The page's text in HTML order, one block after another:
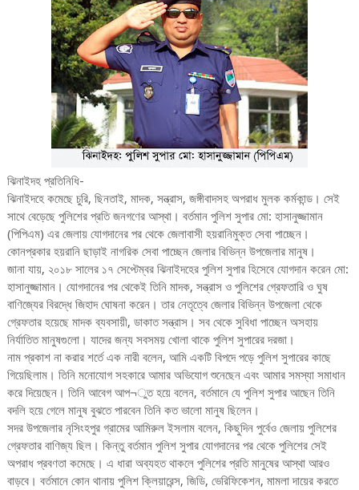
ঝিনাইদহ প্রতিনিধি-
ঝিনাইদহে কমেছে চুরি, ছিনতাই, মাদক, সন্ত্রাস, জঙ্গীবাদসহ অপরাধ মুলক কর্মকান্ড। সেই
সাথে বেড়েছে পুলিশের প্রতি জনগণের আস্থা। বর্তমান পুলিশ সুপার মো: হাসানুজ্জামান
(পিপিএম) এর জেলায় যোগদানের পর থেকে জেলাবাসী হয়রানিমুক্ত সেবা পাচ্ছেন।
কোনপ্রকার হয়রানি ছাড়াই নাগরিক সেবা পাচ্ছেন জেলার বিভিন্ন উপজেলার মানুষ।
জানা যায়, ২০১৮ সালের ১৭ সেপ্টেম্বর ঝিনাইদহের পুলিশ সুপার হিসেবে যোগদান করেন মো:
হাসানুজ্জামান। যোগদানের পর থেকেই তিনি মাদক, সন্ত্রাস ও পুলিশের গ্রেফতারি ও ঘুষ
বাণিজ্যের বিরদ্ধে জিহাদ ঘোষনা করেন। তার নেতৃত্বে জেলার বিভিন্ন উপজেলা থেকে
গ্রেফতার হয়েছে মাদক ব্যবসায়ী, ডাকাত সন্ত্রাস। সব থেকে সুবিধা পাচ্ছেন অসহায়
নির্যাতিত মানুষগুলো। যাদের জন্য সবসময় খোলা থাকে পুলিশ সুপারের দরজা।
নাম প্রকাশ না করার শর্তে এক নারী বলেন, আমি একটি বিপদে পড়ে পুলিশ সুপারের কাছে
গিয়েছিলাম। তিনি মনোযোগ সহকারে আমার অভিযোগ শুনেছেন এবং আমার সমস্যা সমাধান
করে দিয়েছেন। তিনি আবেগ আপ¬ুত হয়ে বলেন, বর্তমানে যে পুলিশ সুপার আছেন তিনি
বদলি হয়ে গেলে মানুষ বুঝতে পারবেন তিনি কত ভালো মানুষ ছিলেন।
সদর উপজেলার নৃসিংহপুর গ্রামের আমিরুল ইসলাম বলেন, কিছুদিন পুর্বেও জেলায় পুলিশের
গ্রেফতার বাণিজ্য ছিল। কিন্তু বর্তমান পুলিশ সুপার যোগদানের পর থেকে পুলিশের সেই
অপরাধ প্রবণতা কমেছে। এ ধারা অব্যহত থাকলে পুলিশের প্রতি মানুষের আস্থা আরও
বাড়বে। বর্তমানে কোন থানায় পুলিশ ক্লিয়ারেন্স, জিডি, ভেরিফিকেশন, মামলা দায়ের করতে